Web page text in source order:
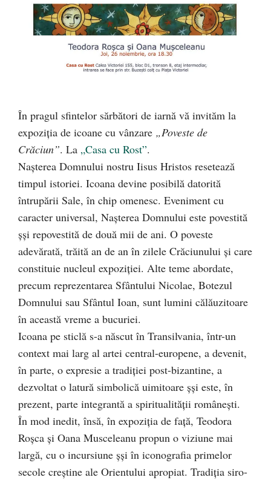
În pragul sfintelor sărbători de iarnă vă invităm la
expoziţia de icoane cu vânzare „Poveste de
Crăciun”. La „Casa cu Rost”.
Naşterea Domnului nostru Iisus Hristos resetează
timpul istoriei. Icoana devine posibilă datorită
întrupării Sale, în chip omenesc. Eveniment cu
caracter universal, Naşterea Domnului este povestită
șşi repovestită de două mii de ani. O poveste
adevărată, trăită an de an în zilele Crăciunului şi care
constituie nucleul expoziţiei. Alte teme abordate,
precum reprezentarea Sfântului Nicolae, Botezul
Domnului sau Sfântul Ioan, sunt lumini călăuzitoare
în această vreme a bucuriei.
Icoana pe sticlă s-a născut în Transilvania, într-un
context mai larg al artei central-europene, a devenit,
în parte, o expresie a tradiţiei post-bizantine, a
dezvoltat o latură simbolică uimitoare șşi este, în
prezent, parte integrantă a spiritualităţii româneşti.
În mod inedit, însă, în expoziţia de faţă, Teodora
Roşca şi Oana Musceleanu propun o viziune mai
largă, cu o incursiune șşi în iconografia primelor
secole creştine ale Orientului apropiat. Tradiţia siro-